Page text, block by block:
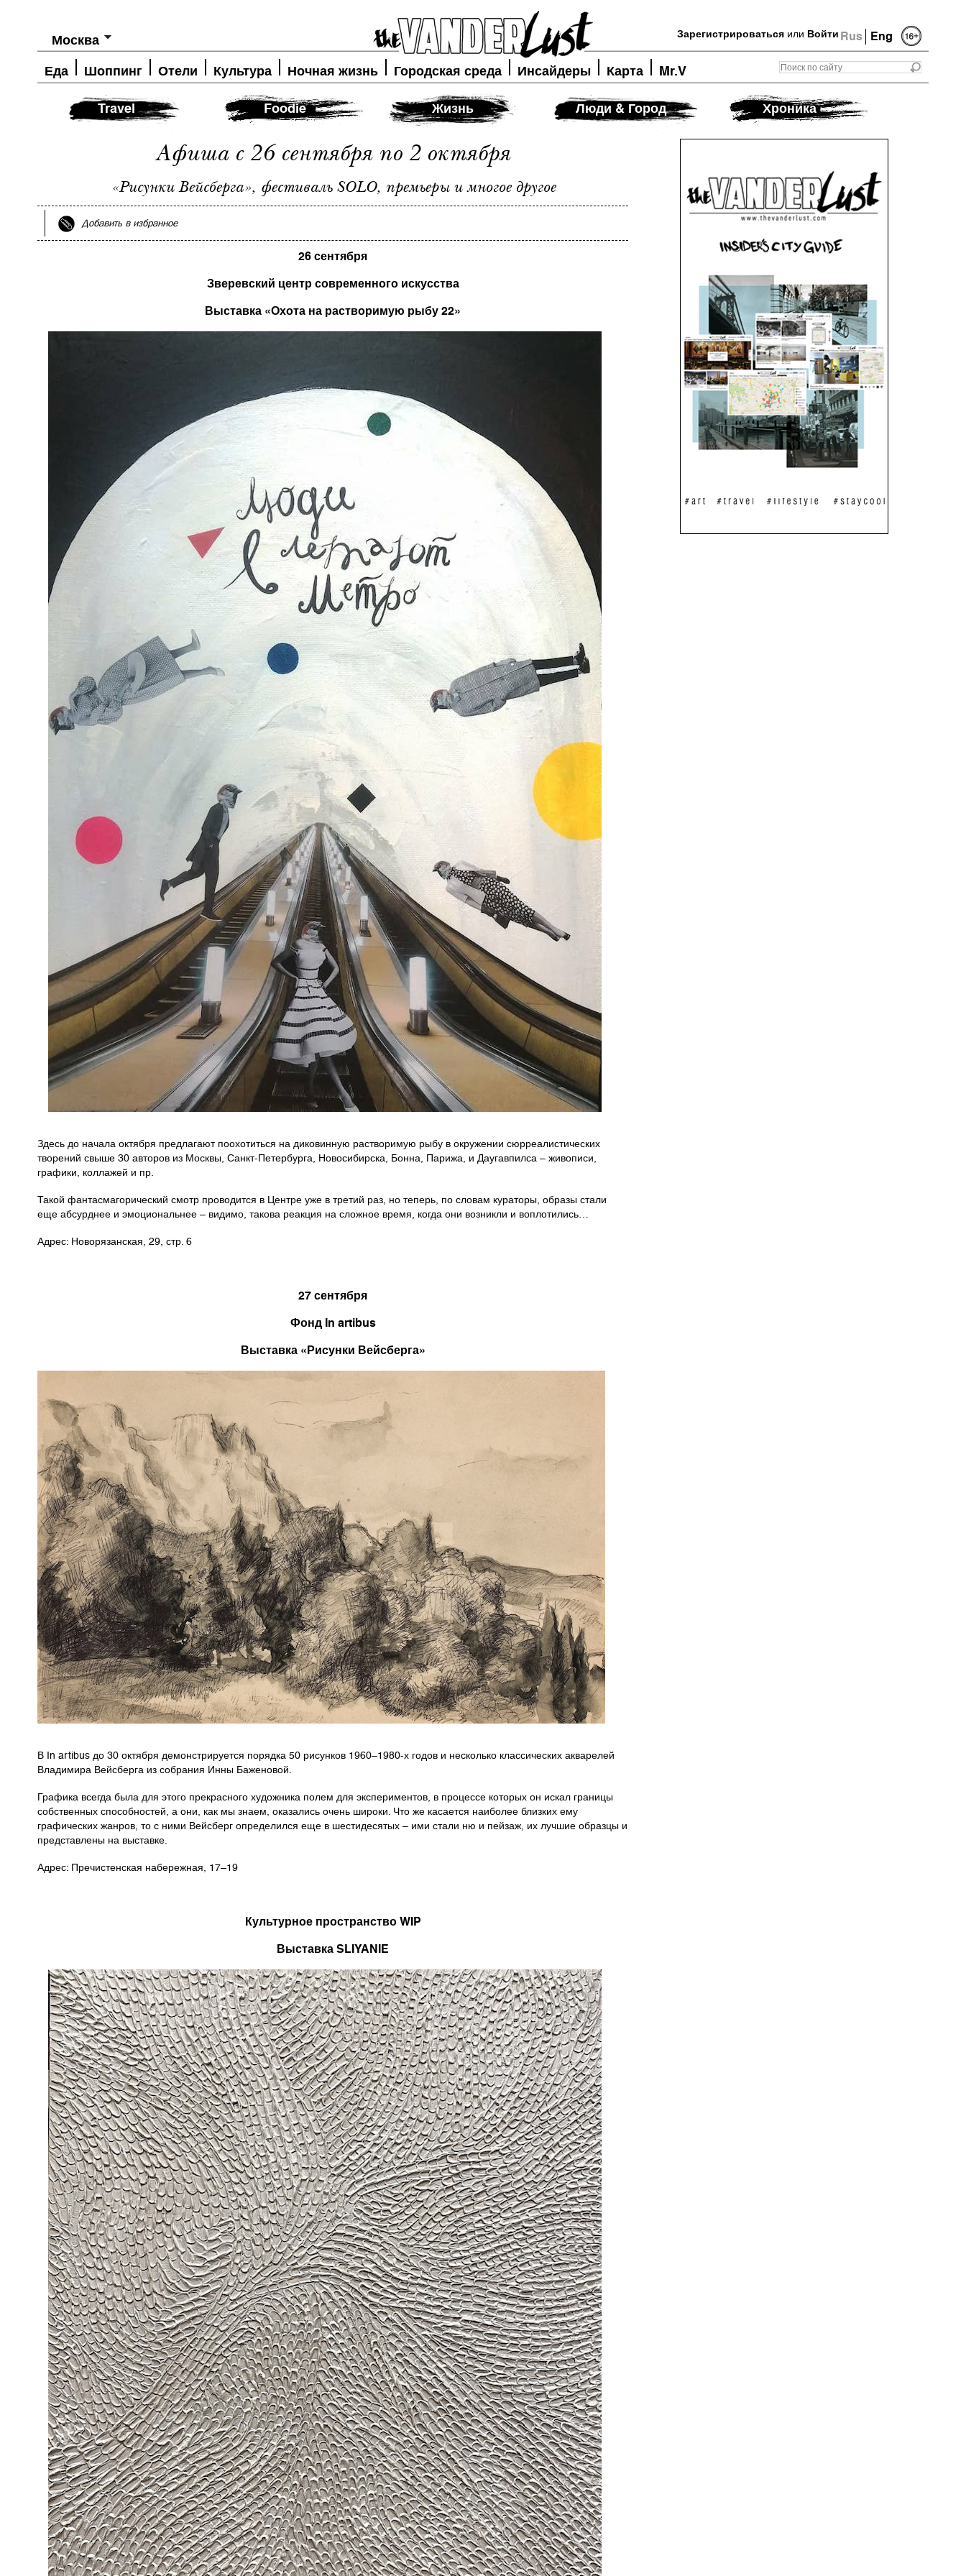
Rus Eng
Зарегистрироваться или Войти
Москва
Еда Шоппинг Отели Культура Ночная жизнь Городская среда Инсайдеры Карта Mr.V
Travel Foodie Жизнь Люди & Город Хроника
Афиша с 26 сентября по 2 октября
«Рисунки Вейсберга», фестиваль SOLO, премьеры и многое другое
Добавить в избранное
26 сентября
Зверевский центр современного искусства
Выставка «Охота на растворимую рыбу 22»
Здесь до начала октября предлагают поохотиться на диковинную растворимую рыбу в окружении сюрреалистических
творений свыше 30 авторов из Москвы, Санкт-Петербурга, Новосибирска, Бонна, Парижа, и Даугавпилса – живописи,
графики, коллажей и пр.
Такой фантасмагорический смотр проводится в Центре уже в третий раз, но теперь, по словам кураторы, образы стали
еще абсурднее и эмоциональнее – видимо, такова реакция на сложное время, когда они возникли и воплотились…
Адрес: Новорязанская, 29, стр. 6
27 сентября
Фонд In artibus
Выставка «Рисунки Вейсберга»
В In artibus до 30 октября демонстрируется порядка 50 рисунков 1960–1980-х годов и несколько классических акварелей
Владимира Вейсберга из собрания Инны Баженовой.
Графика всегда была для этого прекрасного художника полем для экспериментов, в процессе которых он искал границы
собственных способностей, а они, как мы знаем, оказались очень широки. Что же касается наиболее близких ему
графических жанров, то с ними Вейсберг определился еще в шестидесятых – ими стали ню и пейзаж, их лучшие образцы и
представлены на выставке.
Адрес: Пречистенская набережная, 17–19
Культурное пространство WIP
Выставка SLIYANIE